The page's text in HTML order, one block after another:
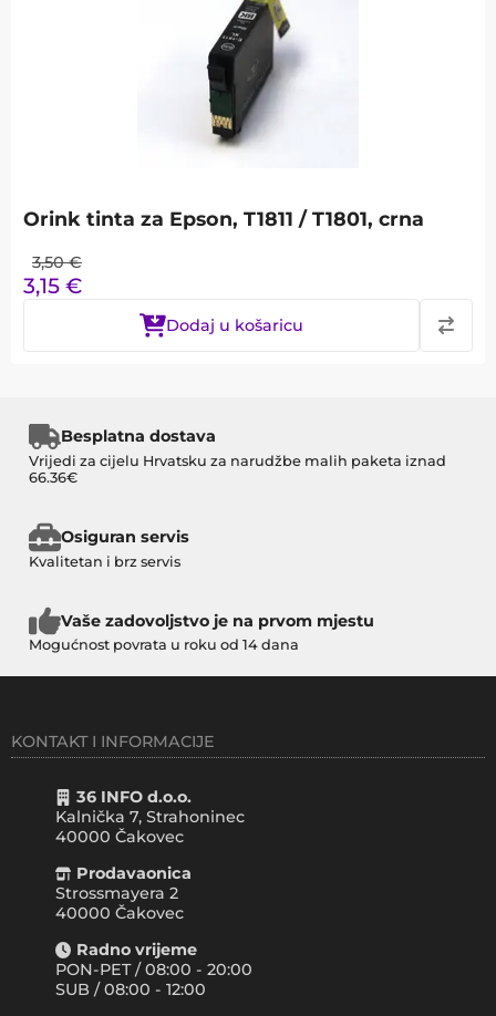
Orink tinta za Epson, T1811 / T1801, crna
3,50 €
3,15 €
Dodaj u košaricu
Besplatna dostava
Vrijedi za cijelu Hrvatsku za narudžbe malih paketa iznad
66.36€
Osiguran servis
Kvalitetan i brz servis
Vaše zadovoljstvo je na prvom mjestu
Mogućnost povrata u roku od 14 dana
KONTAKT I INFORMACIJE
36 INFO d.o.o.
Kalnička 7, Strahoninec
40000 Čakovec
Prodavaonica
Strossmayera 2
40000 Čakovec
Radno vrijeme
PON-PET / 08:00 - 20:00
SUB / 08:00 - 12:00